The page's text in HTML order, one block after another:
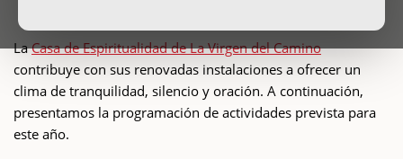
LaCasa de Espiritualidad de La Virgen del Camino
contribuye con sus renovadas instalaciones a ofrecer un
clima de tranquilidad, silencio y oración. A continuación,
presentamos la programación de actividades prevista para
este año.